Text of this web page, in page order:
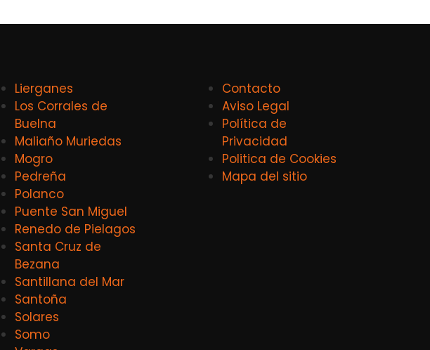
Lierganes
Los Corrales de
Buelna
Maliaño Muriedas
Mogro
Pedreña
Polanco
Puente San Miguel
Renedo de Pielagos
Santa Cruz de
Bezana
Santillana del Mar
Santoña
Solares
Somo
Contacto
Aviso Legal
Política de
Privacidad
Politica de Cookies
Mapa del sitio